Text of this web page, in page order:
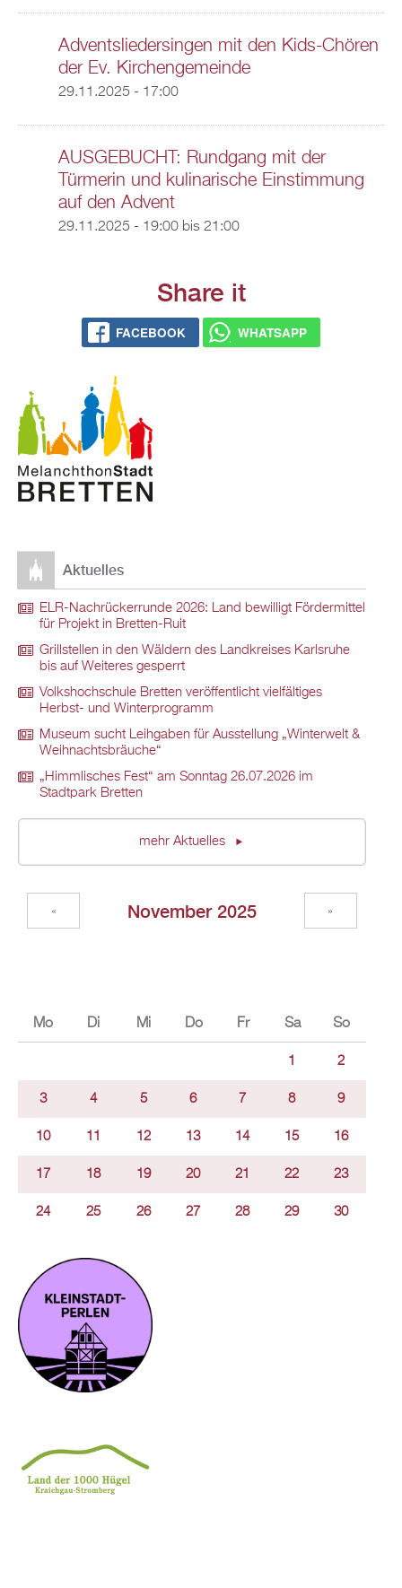
Adventsliedersingen mit den Kids-Chören
der Ev. Kirchengemeinde
29.11.2025 - 17:00
AUSGEBUCHT: Rundgang mit der
Türmerin und kulinarische Einstimmung
auf den Advent
29.11.2025 - 19:00bis 21:00
Share it
FACEBOOK WHATSAPP
Aktuelles
ELR-Nachrückerrunde 2026: Land bewilligt Fördermittel
für Projekt in Bretten-Ruit
Grillstellen in den Wäldern des Landkreises Karlsruhe
bis auf Weiteres gesperrt
Volkshochschule Bretten veröffentlicht vielfältiges
Herbst- und Winterprogramm
Museum sucht Leihgaben für Ausstellung „Winterwelt &
Weihnachtsbräuche“
„Himmlisches Fest“ am Sonntag 26.07.2026 im
Stadtpark Bretten
mehr Aktuelles
November 2025
« »
Mo Di Mi Do Fr Sa So
1 2
3 4 5 6 7 8 9
10 11 12 13 14 15 16
17 18 19 20 21 22 23
24 25 26 27 28 29 30